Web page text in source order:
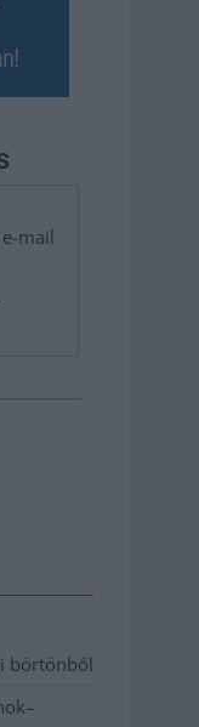
mail
börtönből